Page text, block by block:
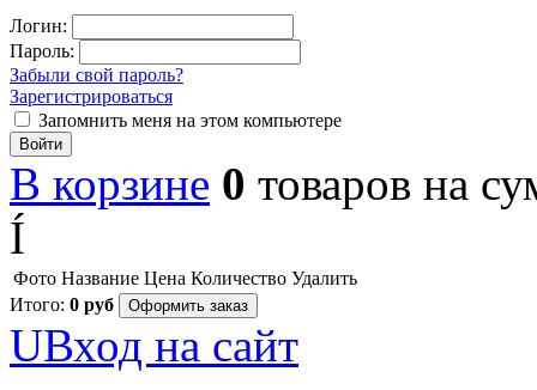
Логин:
Пароль:
Забыли свой пароль?
Зарегистрироваться
Запомнить меня на этом компьютере
Войти
В корзине 0 товаров на
Í
Фото Название Цена Количество Удалить
Итого: 0 руб Оформить заказ
UВход на сайт